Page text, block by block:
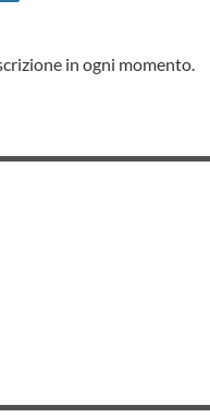
in ogni momento.